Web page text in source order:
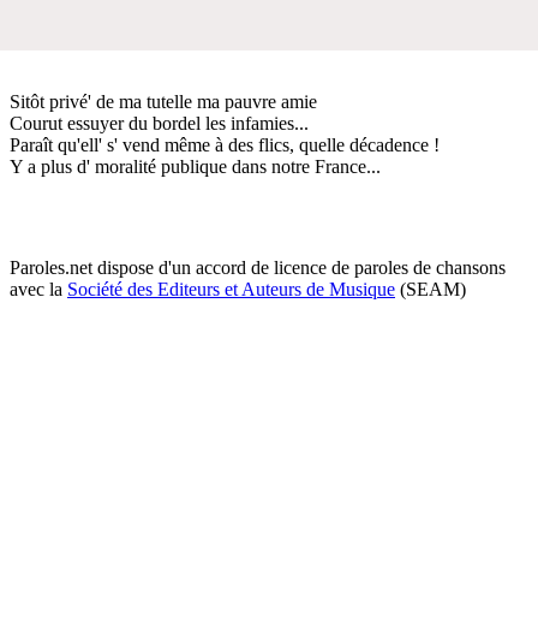
Sitôt privé' de ma tutelle ma pauvre amie
Courut essuyer du bordel les infamies...
Paraît qu'ell' s' vend même à des flics, quelle décadence !
Y a plus d' moralité publique dans notre France...
Paroles.net dispose d'un accord de licence de paroles de chansons
avec la Société des Editeurs et Auteurs de Musique (SEAM)